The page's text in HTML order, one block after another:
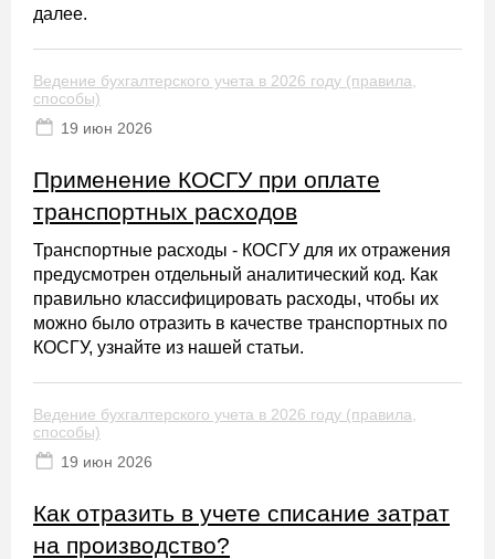
далее.
Ведение бухгалтерского учета в 2026 году (правила,
способы)
19 июн 2026
Применение КОСГУ при оплате
транспортных расходов
Транспортные расходы - КОСГУ для их отражения
предусмотрен отдельный аналитический код. Как
правильно классифицировать расходы, чтобы их
можно было отразить в качестве транспортных по
КОСГУ, узнайте из нашей статьи.
Ведение бухгалтерского учета в 2026 году (правила,
способы)
19 июн 2026
Как отразить в учете списание затрат
на производство?